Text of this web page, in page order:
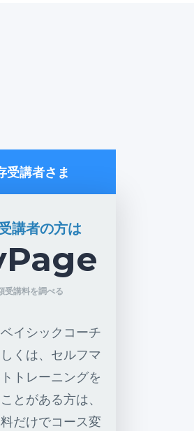
受講者さま
講者の方は
受講料を調べる
イシックコーチ
くは、セルフマ
トレーニングを
とがある方は、
だけでコース変